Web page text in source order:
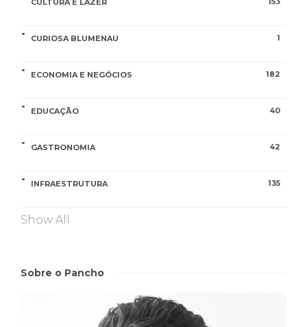
CURIOSA BLUMENAU 1
ECONOMIA E NEGÓCIOS 182
EDUCAÇÃO 40
GASTRONOMIA 42
INFRAESTRUTURA 135
Show All
Sobre o Pancho